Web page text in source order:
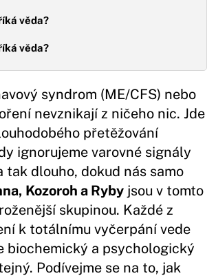
věda?
věda?
syndrom (ME/CFS) nebo
nevznikají z ničeho nic. Jde
přetěžování
ignorujeme varovné signály
dlouho, dokud nás samo
Kozoroh a Ryby jsou v tomto
skupinou. Každé z
k totálnímu vyčerpání vede
biochemický a psychologický
Podívejme se na to, jak